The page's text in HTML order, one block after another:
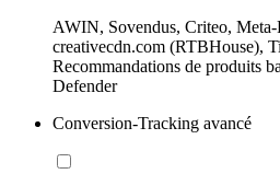
AWIN, Sovendus, Criteo,
creativecdn.com (RTBHouse),
Recommandations de produits
Defender
Conversion-Tracking avancé